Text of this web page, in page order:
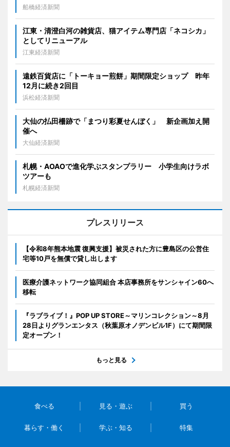
船橋経済新聞
江東・清澄白河の雑貨店、猫アイテム専門店「ネコシカ」
としてリニューアル
江東経済新聞
遠鉄百貨店に「トーキョー煎餅」期間限定ショップ 昨年
12月に続き2回目
浜松経済新聞
大仙の払田柵跡で「まつり彩夏せんぼく」 新企画加え開
催へ
大仙経済新聞
札幌・AOAOで進化学ぶスタンプラリー 小学生向けラボ
ツアーも
札幌経済新聞
プレスリリース
【令和8年熊本地震 復興支援】被災された方に豊島区の公営住
宅等10戸を無償で貸し出します
医療介護ネットワーク協同組合 本店事務所をサンシャイン60へ
移転
『ラブライブ！』POP UP STORE～マリンコレクション～8月
28日よりグランエンタス（秋葉原オノデンビル1F）にて期間限
定オープン！
もっと見る
食べる 見る・遊ぶ 買う
暮らす・働く 学ぶ・知る 特集